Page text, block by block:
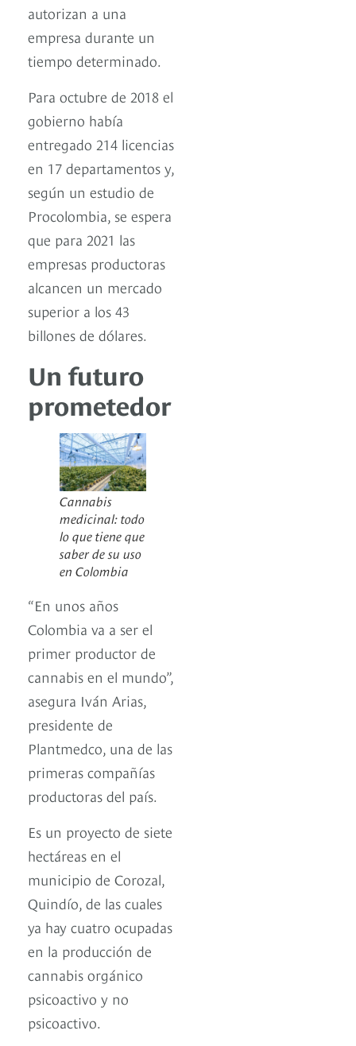
autorizan a una
empresa durante un
tiempo determinado.
Para octubre de 2018 el
gobierno había
entregado 214 licencias
en 17 departamentos y,
según un estudio de
Procolombia, se espera
que para 2021 las
empresas productoras
alcancen un mercado
superior a los 43
billones de dólares.
Un futuro
prometedor
Cannabis
medicinal: todo
lo que tiene que
saber de su uso
en Colombia
“En unos años
Colombia va a ser el
primer productor de
cannabis en el mundo”,
asegura Iván Arias,
presidente de
Plantmedco, una de las
primeras compañías
productoras del país.
Es un proyecto de siete
hectáreas en el
municipio de Corozal,
Quindío, de las cuales
ya hay cuatro ocupadas
en la producción de
cannabis orgánico
psicoactivo y no
psicoactivo.